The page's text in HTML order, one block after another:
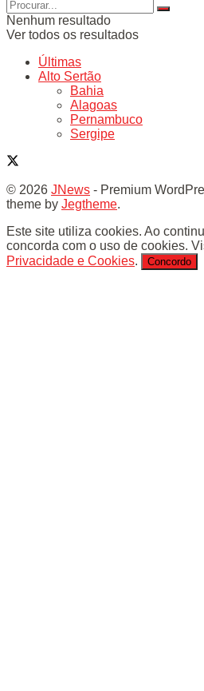
Nenhum resultado
Ver todos os resultados
Últimas
Alto Sertão
Bahia
Alagoas
Pernambuco
Sergipe
© 2026 JNews - Premium
theme by Jegtheme.
Este site utiliza cookies. Ao
concorda com o uso de cookies.
Privacidade e Cookies. Concordo